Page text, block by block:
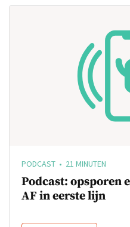
PODCAST • 21 MINUTEN
Podcast: opsporen
AF in eerste lijn